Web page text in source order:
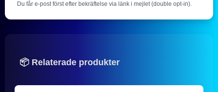
Du får e-post först efter bekräftelse via länk i mejlet (double opt-in).
📦 Relaterade produkter